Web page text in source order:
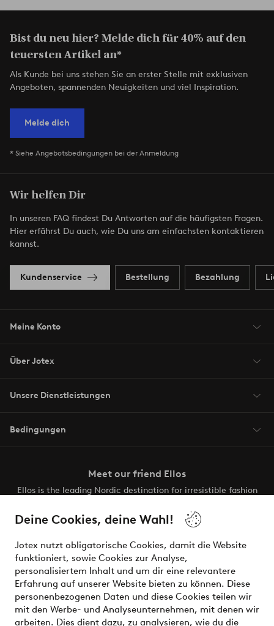
Deine Cookies, deine Wahl!
Jotex nutzt obligatorische Cookies, damit die Website
funktioniert, sowie Cookies zur Analyse,
personalisiertem Inhalt und um dir eine relevantere
Erfahrung auf unserer Website bieten zu können. Diese
personenbezogenen Daten und diese Cookies teilen wir
mit den Werbe- und Analyseunternehmen, mit denen wir
arbeiten. Dies dient dazu, zu analysieren, wie du die
Bist du neu hier? Melde dich für 40% auf den
teuersten Artikel an*
Als Kunde bei uns stehen Sie an erster Stelle mit exklusiven
Angeboten, spannenden Neuigkeiten und viel Inspiration.
Melde dich
* Siehe Angebotsbedingungen bei der Anmeldung
Wir helfen Dir
In unseren FAQ findest Du Antworten auf die häufigsten Fragen.
Hier erfährst Du auch, wie Du uns am einfachsten kontaktieren
kannst.
Kundenservice Bestellung Bezahlung
Meine Konto
Über Jotex
Unsere Dienstleistungen
Bedingungen
Meet our friend Ellos
Ellos is the leading Nordic destination for irresistible fashion
the latest trends, curated to make finding your next look
effortless. It’s all here.
Visit Ellos
Sichere Zahlungen - Jetzt bezahlen oder aufteilen